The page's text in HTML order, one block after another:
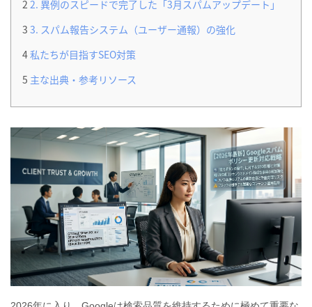
2 2. 異例のスピードで完了した「3月スパムアップデート」
3 3. スパム報告システム（ユーザー通報）の強化
4私たちが目指すSEO対策
5 主な出典・参考リソース